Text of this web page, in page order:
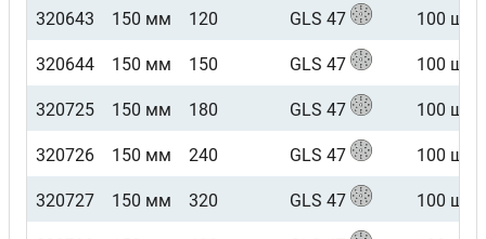
320643 150 мм 120 GLS 47 100 шт
320644 150 мм 150 GLS 47 100 шт
320725 150 мм 180 GLS 47 100 шт
320726 150 мм 240 GLS 47 100 шт
320727 150 мм 320 GLS 47 100 шт